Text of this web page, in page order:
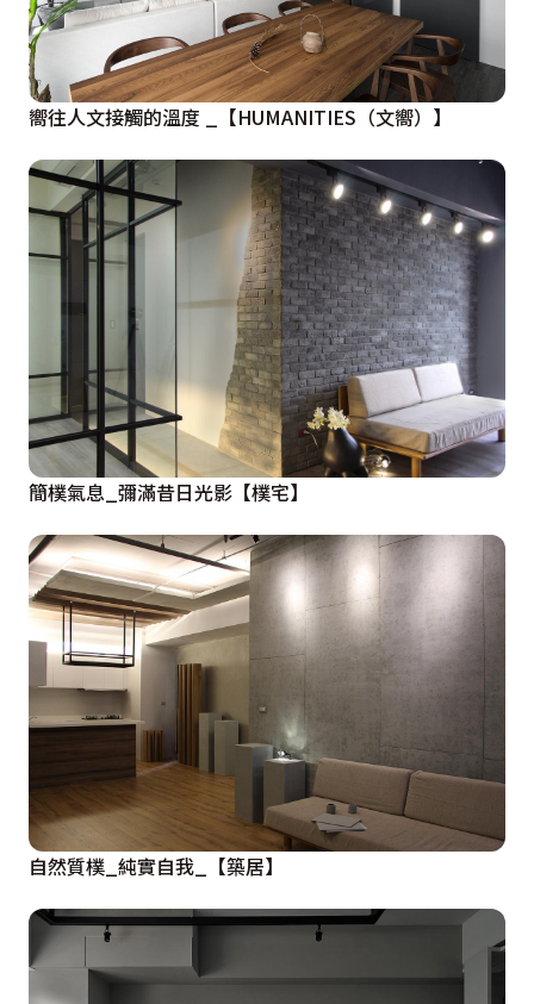
嚮往人文接觸的溫度 _【HUMANITIES（文嚮）】
簡樸氣息_彌滿昔日光影【樸宅】
自然質樸_純實自我_【築居】